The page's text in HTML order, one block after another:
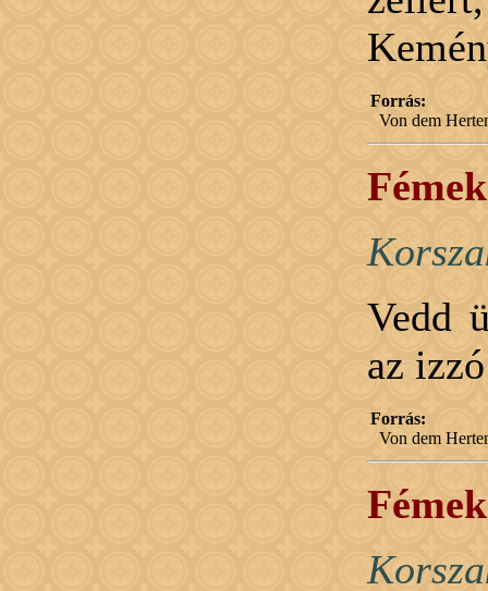
Forrás:
Von dem
Vedd
az
Forrás:
Von dem